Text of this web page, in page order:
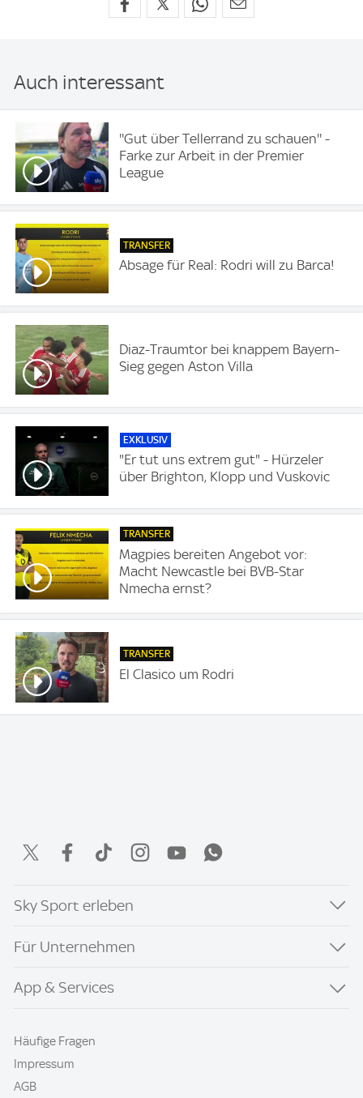
Auch interessant
''Gut über Tellerrand zu schauen'' -
Farke zur Arbeit in der Premier
League
TRANSFER
Absage für Real: Rodri will zu Barca!
Diaz-Traumtor bei knappem Bayern-
Sieg gegen Aston Villa
EXKLUSIV
"Er tut uns extrem gut" - Hürzeler
über Brighton, Klopp und Vuskovic
TRANSFER
Magpies bereiten Angebot vor:
Macht Newcastle bei BVB-Star
Nmecha ernst?
TRANSFER
El Clasico um Rodri
Sky Sport erleben
Für Unternehmen
App & Services
Häufige Fragen
Impressum
AGB